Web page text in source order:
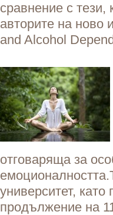
сравнение с
авторите на ново
and Alcohol
отговаряща за
университет,
продължение на